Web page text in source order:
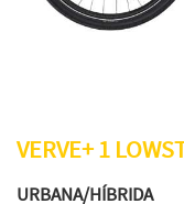
VERVE+ 1
URBANA/HÍBRIDA